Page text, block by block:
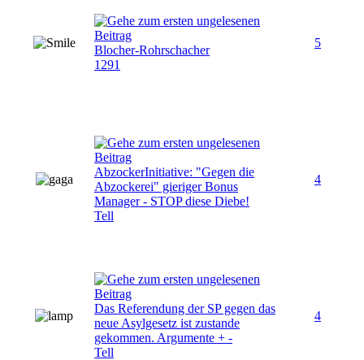
Blocher-Rohrschacher
1291
5
AbzockerInitiative: "Gegen die
Abzockerei" gieriger Bonus
Manager - STOP diese Diebe!
Tell
4
Das Referendung der SP gegen das
neue Asylgesetz ist zustande
gekommen. Argumente + -
Tell
4